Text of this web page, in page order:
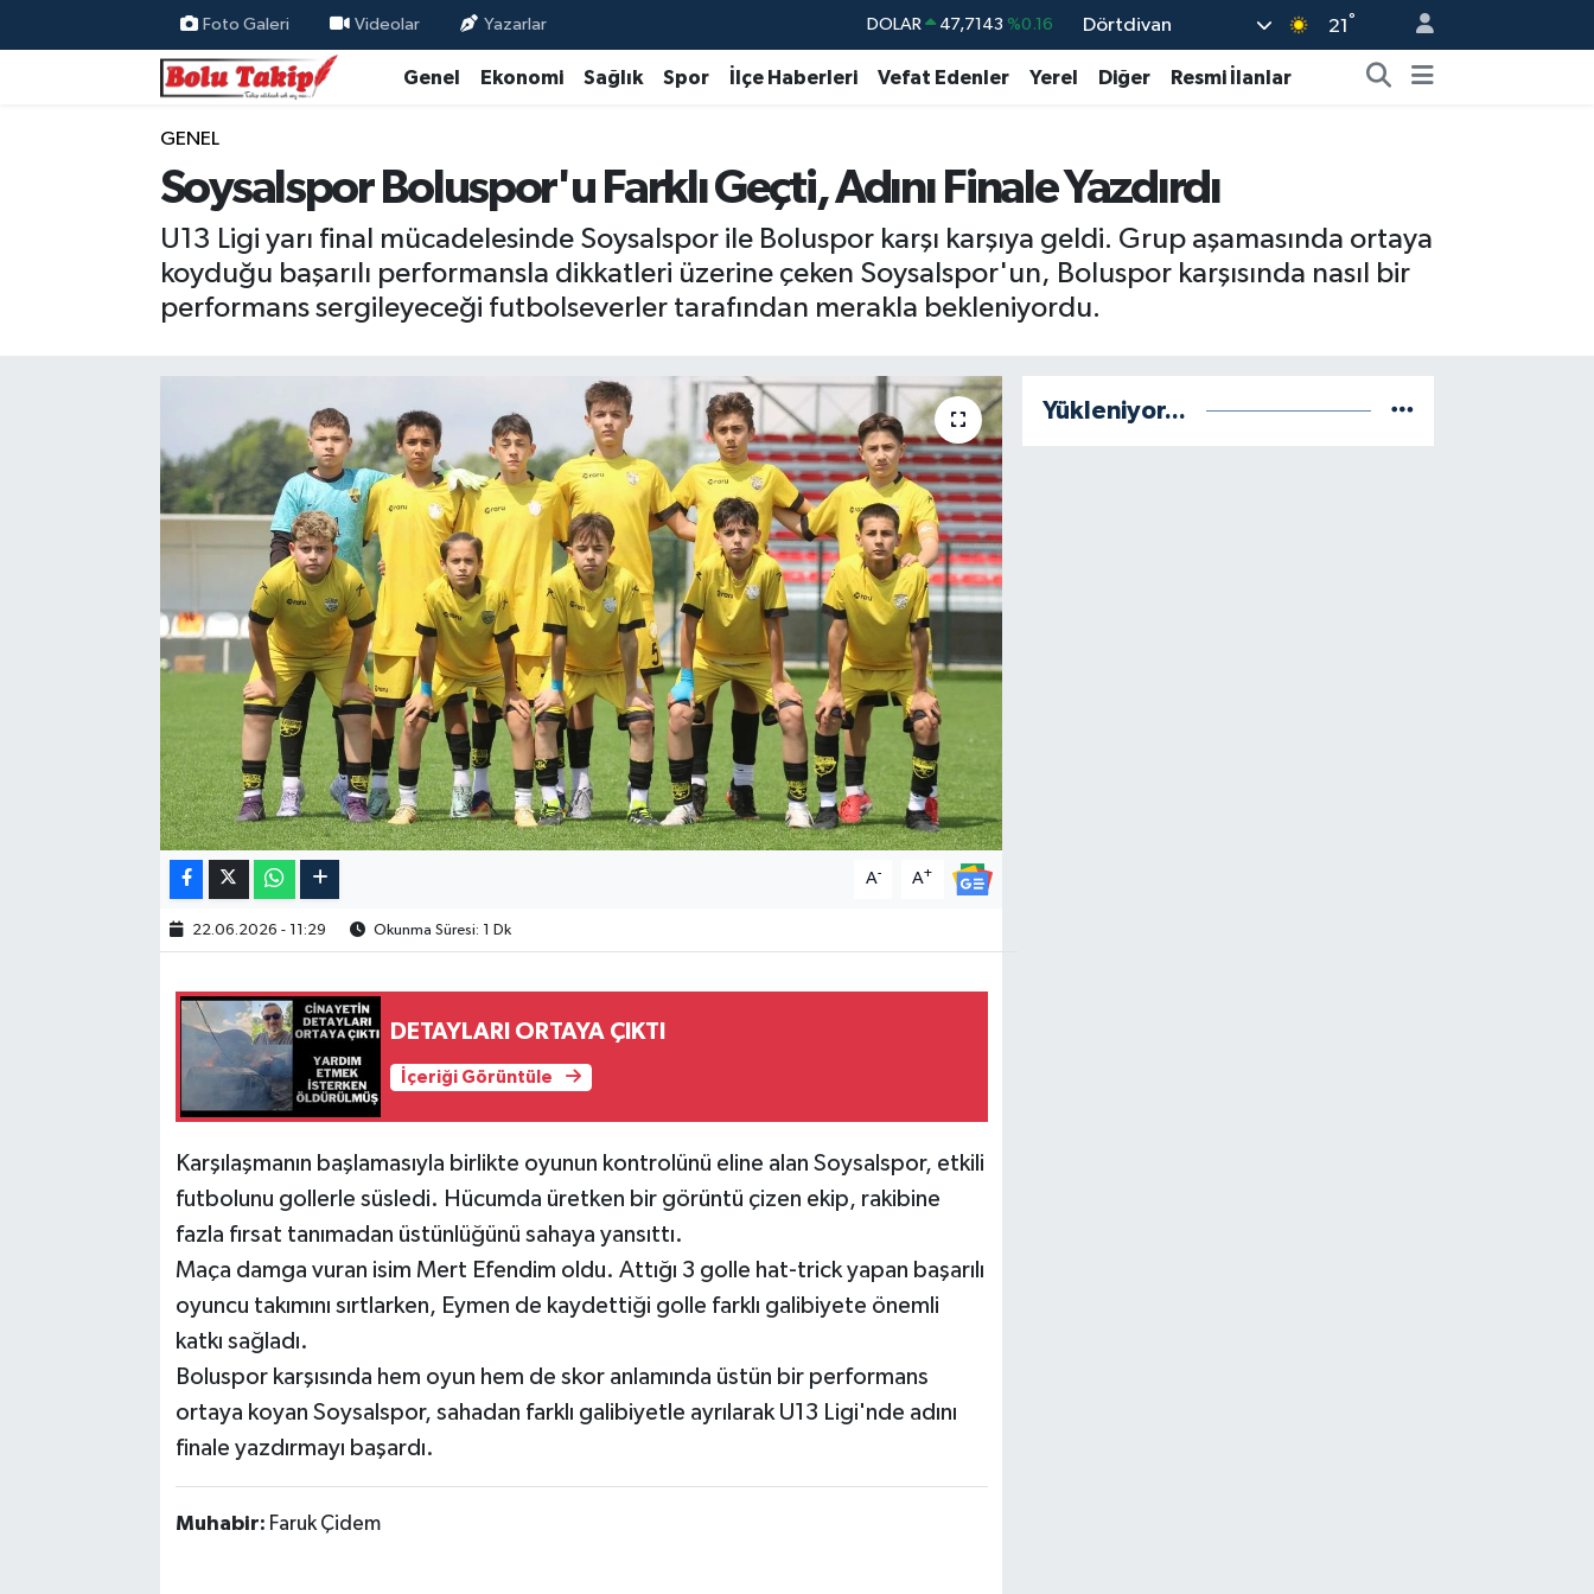
Foto Galeri Videolar Yazarlar DOLAR 47,7143 %0.16
EURO 55,0317 %-0.02
BİST100 13.799 %70
BITCOIN 64.225,61 %-0.63
Dörtdivan 21 °
Genel Ekonomi Sağlık Spor İlçe Haberleri Vefat Edenler Yerel Diğer Resmi İlanlar
GENEL
Soysalspor Boluspor'u Farklı Geçti, Adını Finale Yazdırdı
U13 Ligi yarı final mücadelesinde Soysalspor ile Boluspor karşı karşıya geldi. Grup aşamasında ortaya
koyduğu başarılı performansla dikkatleri üzerine çeken Soysalspor'un, Boluspor karşısında nasıl bir
performans sergileyeceği futbolseverler tarafından merakla bekleniyordu.
A- A+
22.06.2026 - 11:29 Okunma Süresi: 1 Dk
DETAYLARI ORTAYA ÇIKTI
İçeriği Görüntüle
Karşılaşmanın başlamasıyla birlikte oyunun kontrolünü eline alan Soysalspor, etkili
futbolunu gollerle süsledi. Hücumda üretken bir görüntü çizen ekip, rakibine
fazla fırsat tanımadan üstünlüğünü sahaya yansıttı.
Maça damga vuran isim Mert Efendim oldu. Attığı 3 golle hat-trick yapan başarılı
oyuncu takımını sırtlarken, Eymen de kaydettiği golle farklı galibiyete önemli
katkı sağladı.
Boluspor karşısında hem oyun hem de skor anlamında üstün bir performans
ortaya koyan Soysalspor, sahadan farklı galibiyetle ayrılarak U13 Ligi'nde adını
finale yazdırmayı başardı.
Muhabir: Faruk Çidem
Yükleniyor...